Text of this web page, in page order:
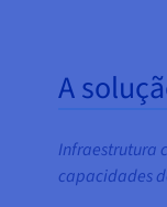
A
Infraestrutura
capacidades